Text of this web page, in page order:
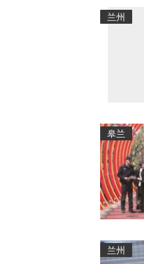
兰州
皋兰
兰州